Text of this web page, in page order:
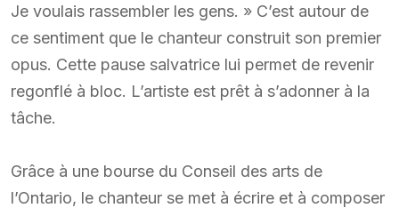
Je voulais rassembler les gens. » C’est autour de
ce sentiment que le chanteur construit son premier
opus. Cette pause salvatrice lui permet de revenir
regonflé à bloc. L’artiste est prêt à s’adonner à la
tâche.
Grâce à une bourse du Conseil des arts de
l’Ontario, le chanteur se met à écrire et à composer